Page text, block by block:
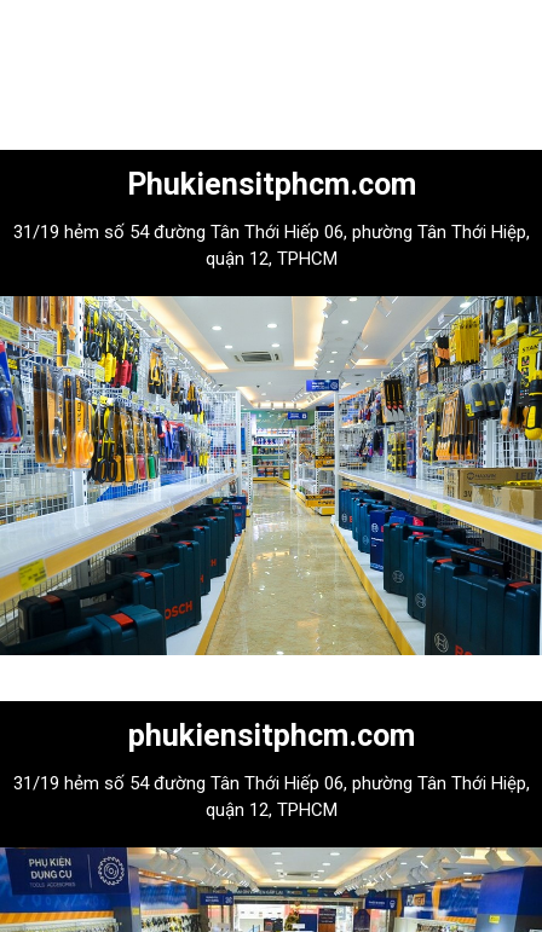
Phukiensitphcm.com
31/19 hẻm số 54 đường Tân Thới Hiếp 06, phường Tân Thới Hiệp,
quận 12, TPHCM
phukiensitphcm.com
31/19 hẻm số 54 đường Tân Thới Hiếp 06, phường Tân Thới Hiệp,
quận 12, TPHCM